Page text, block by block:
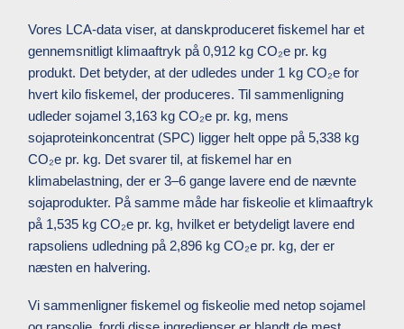
Vores LCA-data viser, at danskproduceret fiskemel har et
gennemsnitligt klimaaftryk på 0,912 kg CO₂e pr. kg
produkt. Det betyder, at der udledes under 1 kg CO₂e for
hvert kilo fiskemel, der produceres. Til sammenligning
udleder sojamel 3,163 kg CO₂e pr. kg, mens
sojaproteinkoncentrat (SPC) ligger helt oppe på 5,338 kg
CO₂e pr. kg. Det svarer til, at fiskemel har en
klimabelastning, der er 3–6 gange lavere end de nævnte
sojaprodukter. På samme måde har fiskeolie et klimaaftryk
på 1,535 kg CO₂e pr. kg, hvilket er betydeligt lavere end
rapsoliens udledning på 2,896 kg CO₂e pr. kg, der er
næsten en halvering.
Vi sammenligner fiskemel og fiskeolie med netop sojamel